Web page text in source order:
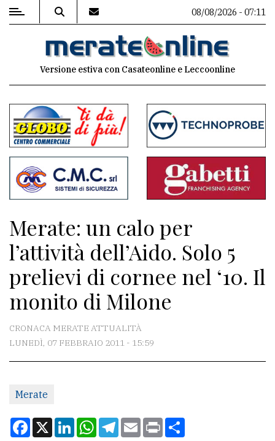
MENU
commenti
Contenuti
del
sito
Associazioni
Meteo
CONTATTI
La
redazione
Per
tua
08/08/2026 - 07:11
Versione estiva con Casateonline e Leccoonline
Merate: un calo per
l’attività dell’Aido. Solo 5
prelievi di cornee nel ‘10. Il
monito di Milone
CRONACA MERATE ATTUALITÀ
LUNEDÌ, 07 FEBBRAIO 2011 - 15:59
Merate
Facebook
X LinkedInWhatsApp
Telegram
EmailPrint